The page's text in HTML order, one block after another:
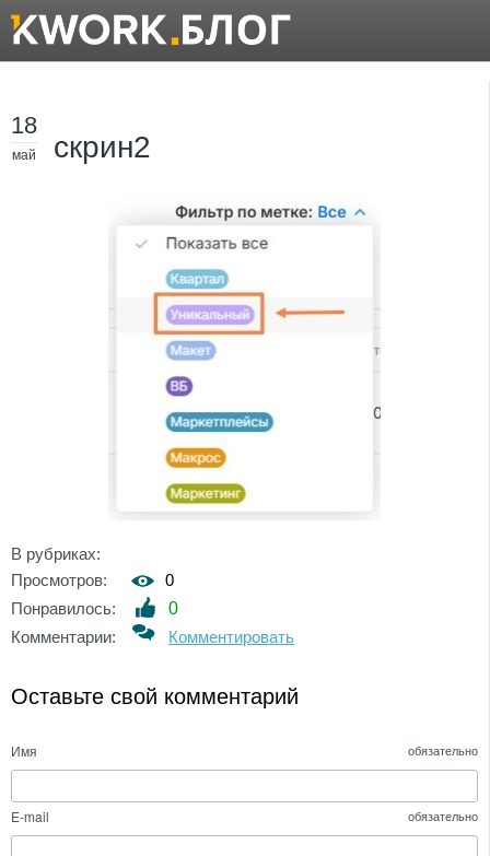
18
май скрин2
В рубриках:
Просмотров:
0
Понравилось:
0
Комментарии:
Комментировать
Оставьте свой комментарий
Имя обязательно
E-mail обязательно